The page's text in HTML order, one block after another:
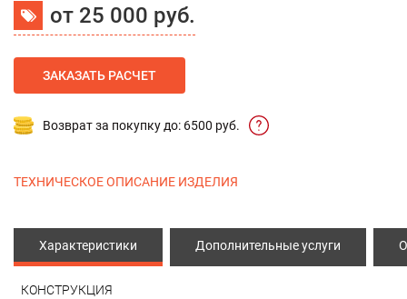
от 25 000 руб.
ЗАКАЗАТЬ РАСЧЕТ
Возврат за покупку до: 6500 руб.
ТЕХНИЧЕСКОЕ ОПИСАНИЕ ИЗДЕЛИЯ
Характеристики Дополнительные услуги
КОНСТРУКЦИЯ